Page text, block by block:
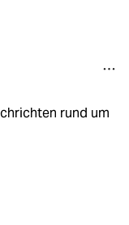
rund um